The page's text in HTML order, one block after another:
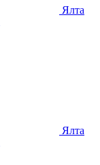
Ялта
Ялта